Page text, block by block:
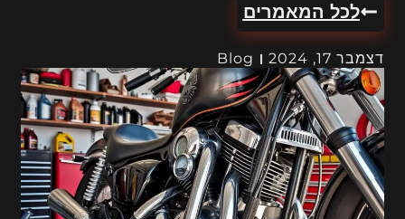
לכל המאמרים
דצמבר 17, 2024 Blog